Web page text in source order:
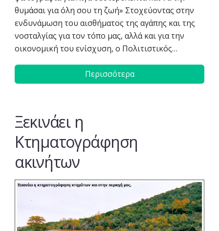
θυμάσαι για όλη σου τη ζωή» Στοχεύοντας στην
ενδυνάμωση του αισθήματος της αγάπης και της
νοσταλγίας για τον τόπο μας, αλλά και για την
οικονομική του ενίσχυση, ο Πολιτιστικός…
Περισσότερα
Ξεκινάει η
Κτηματογράφηση
ακινήτων